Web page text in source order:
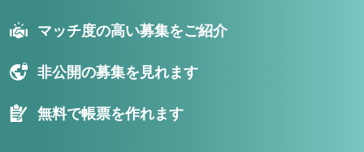
マッチ度の高い募集をご紹介
非公開の募集を見れます
無料で帳票を作れます